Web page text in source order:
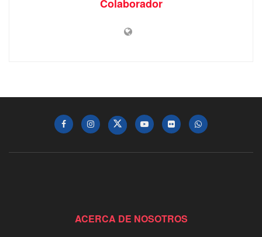
Colaborador
ACERCA DE NOSOTROS